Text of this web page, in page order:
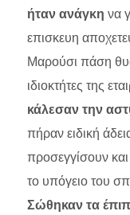
ήταν ανάγκη να
επισκευη
Μαρούσι πάση
ιδιοκτήτες της
κάλεσαν την
πήραν ειδική
προσεγγίσουν
το υπόγειο του
Σώθηκαν τα